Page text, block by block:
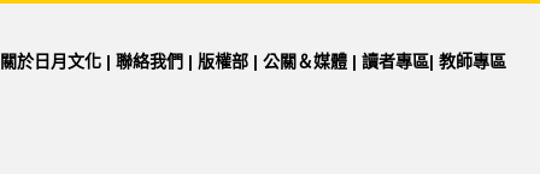
關於日月文化 | 聯絡我們 | 版權部 | 公關＆媒體 | 讀者專區| 教師專區